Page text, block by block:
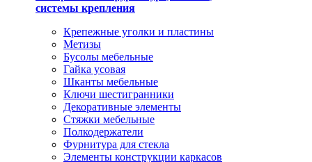
системы крепления
Крепежные уголки и пластины
Метизы
Бусолы мебельные
Гайка усовая
Шканты мебельные
Ключи шестигранники
Декоративные элементы
Стяжки мебельные
Полкодержатели
Фурнитура для стекла
Элементы конструкции каркасов